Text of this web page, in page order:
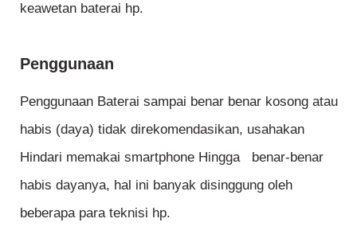
keawetan baterai hp.
Penggunaan
Penggunaan Baterai sampai benar benar kosong atau
habis (daya) tidak direkomendasikan, usahakan
Hindari memakai smartphone Hingga benar-benar
habis dayanya, hal ini banyak disinggung oleh
beberapa para teknisi hp.